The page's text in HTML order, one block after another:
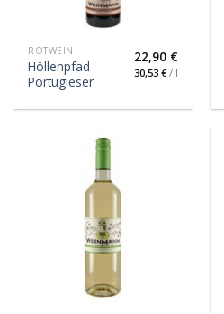
ROTWEIN
Höllenpfad
Portugieser
22,90 €
30,53 €/ l